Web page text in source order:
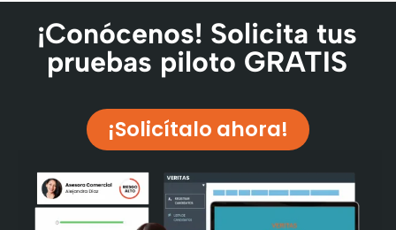
¡Conócenos! Solicita tus
pruebas piloto GRATIS
¡Solicítalo ahora!